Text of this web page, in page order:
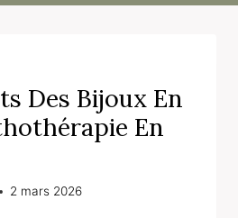
Des Bijoux En
En
2 mars 2026